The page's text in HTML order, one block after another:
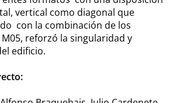
vertical como diagonal que
con la combinación de los
reforzó la singularidad y
edificio.